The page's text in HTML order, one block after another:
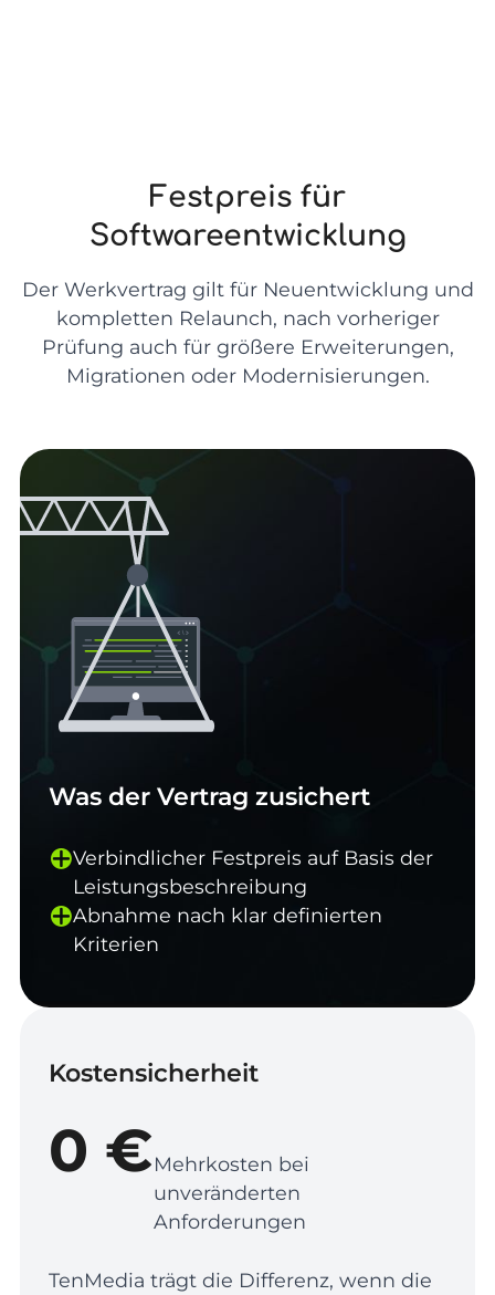
Festpreis für
Softwareentwicklung
Der Werkvertrag gilt für Neuentwicklung und
kompletten Relaunch, nach vorheriger
Prüfung auch für größere Erweiterungen,
Migrationen oder Modernisierungen.
Was der Vertrag zusichert
Verbindlicher Festpreis auf Basis der
Leistungsbeschreibung
Abnahme nach klar definierten
Kriterien
Kostensicherheit
0 €Mehrkosten bei
unveränderten
Anforderungen
TenMedia trägt die Differenz, wenn die